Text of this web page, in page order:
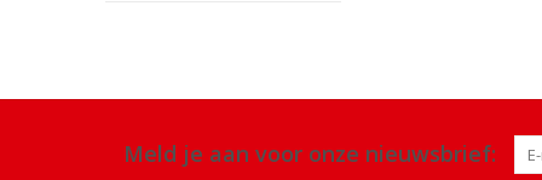
Meld je aan voor onze nieuwsbrief: